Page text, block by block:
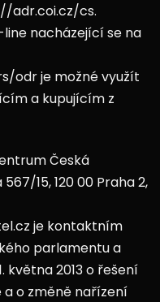
adr.coi.cz/cs.
nacházející se na
odr je možné využít
a kupujícím z
Česká
15, 120 00 Praha 2,
je kontaktním
parlamentu a
května 2013 o řešení
o změně nařízení